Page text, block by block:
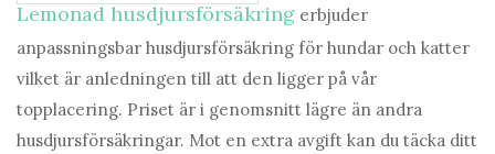
Lemonad husdjursförsäkring erbjuder
anpassningsbar husdjursförsäkring för hundar och katter
vilket är anledningen till att den ligger på vår
topplacering. Priset är i genomsnitt lägre än andra
husdjursförsäkringar. Mot en extra avgift kan du täcka ditt